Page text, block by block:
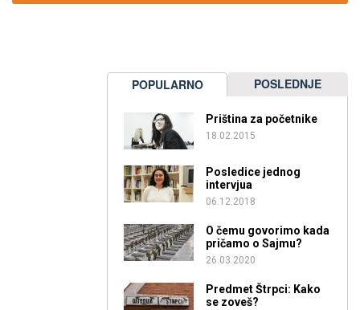
POPULARNO POSLEDNJE
Priština za početnike
18.02.2015
Posledice jednog
intervjua
06.12.2018
O čemu govorimo kada
pričamo o Sajmu?
26.03.2020
Predmet Štrpci: Kako
se zoveš?